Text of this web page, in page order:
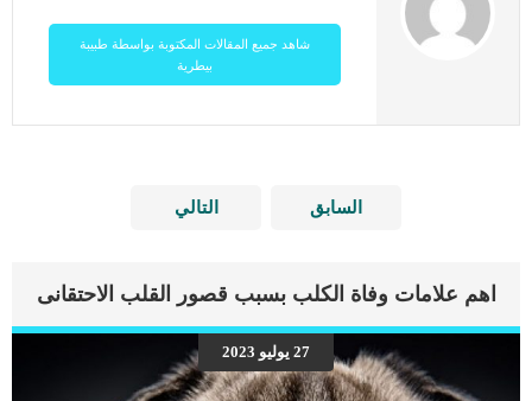
شاهد جميع المقالات المكتوبة بواسطة طبيبة
بيطرية
السابق التالي
اهم علامات وفاة الكلب بسبب قصور القلب الاحتقانى
27 يوليو 2023